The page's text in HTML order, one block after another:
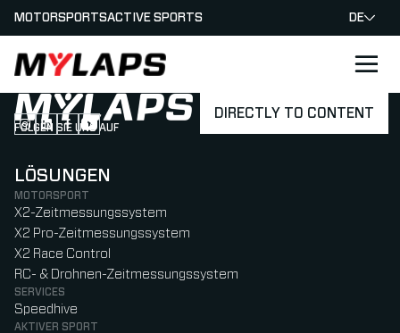
DIRECTLY TO CONTENT
LOGO MYLAPS - GERMAN
MOTORSPORTSACTIVE SPORTS DE
FOLGEN SIE UNS AUF
Follow us on Instagram (Opens in new tab)
Follow us on LinkedIn (Opens in new tab)
Follow us on Facebook (Opens in new tab)
Follow us on YouTube (Opens in new tab)
LÖSUNGEN
MOTORSPORT
X2-Zeitmessungssystem
X2 Pro-Zeitmessungssystem
X2 Race Control
RC- & Drohnen-Zeitmessungssystem
SERVICES
Speedhive
AKTIVER SPORT